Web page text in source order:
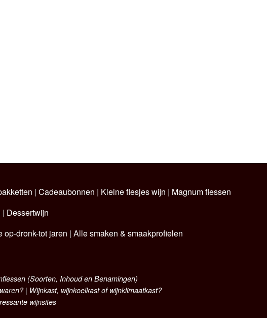
| Cadeaubonnen | Kleine flesjes wijn | Magnum flessen
| Dessertwijn
op-dronk-tot jaren | Alle smaken & smaakprofielen
(Soorten, Inhoud en Benamingen)
| Wijnkast, wijnkoelkast of wijnklimaatkast?
wijnsites